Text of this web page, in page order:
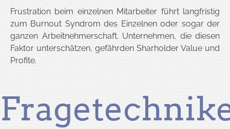
Frustration beim einzelnen Mitarbeiter führt langfristig
zum Burnout Syndrom des Einzelnen oder sogar der
ganzen Arbeitnehmerschaft. Unternehmen, die diesen
Faktor unterschätzen, gefährden Sharholder Value und
Profite.